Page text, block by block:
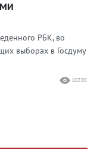
РБК, во
выборах в Госдуму
10220